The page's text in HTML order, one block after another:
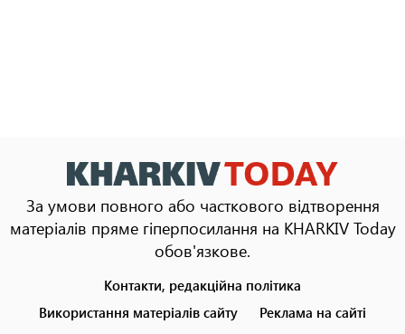
За умови повного або часткового відтворення
матеріалів пряме гіперпосилання на KHARKIV Today
обов'язкове.
menu
Контакти, редакційна політика
Використання матеріалів сайту
Реклама на сайті